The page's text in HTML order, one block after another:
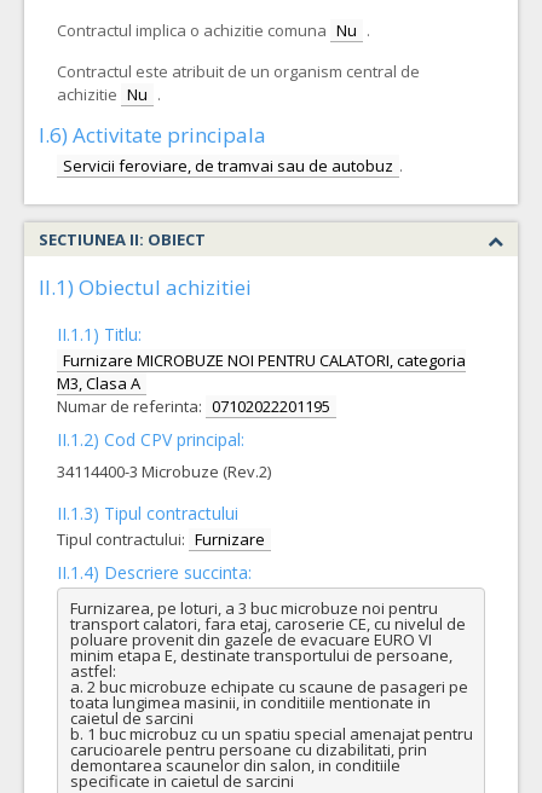
Contractul implica o achizitie comuna Nu .
Contractul este atribuit de un organism central de
achizitie Nu .
I.6) Activitate principala
Servicii feroviare, de tramvai sau de autobuz .
SECTIUNEA II: OBIECT
II.1) Obiectul achizitiei
II.1.1) Titlu:
Furnizare MICROBUZE NOI PENTRU CALATORI, categoria
M3, Clasa A
Numar de referinta: 07102022201195
II.1.2) Cod CPV principal:
34114400-3 Microbuze (Rev.2)
II.1.3) Tipul contractului
Tipul contractului: Furnizare
II.1.4) Descriere succinta:
Furnizarea, pe loturi, a 3 buc microbuze noi pentru
transport calatori, fara etaj, caroserie CE, cu nivelul de
poluare provenit din gazele de evacuare EURO VI
minim etapa E, destinate transportului de persoane,
astfel:
a. 2 buc microbuze echipate cu scaune de pasageri pe
toata lungimea masinii, in conditiile mentionate in
caietul de sarcini
b. 1 buc microbuz cu un spatiu special amenajat pentru
carucioarele pentru persoane cu dizabilitati, prin
demontarea scaunelor din salon, in conditiile
specificate in caietul de sarcini